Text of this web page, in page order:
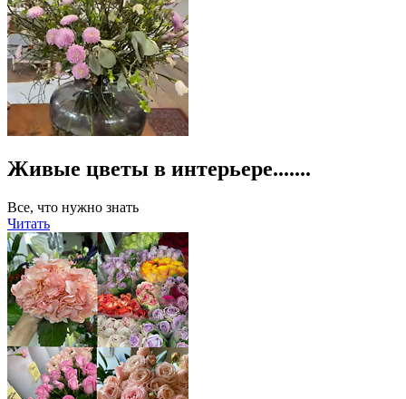
Живые цветы в интерьере.......
Все, что нужно знать
Читать